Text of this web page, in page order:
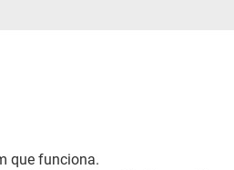
que funciona.